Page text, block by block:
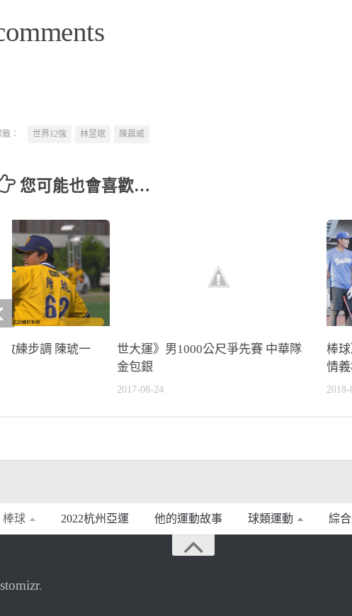
： 世界12強 林昱珉 陳晨威
您可能也會喜歡…
世大運》男1000公尺爭先賽 中華隊
金包銀
2017-08-24
棒
情
2018-
教練步調 陳琥一
棒球 2022杭州亞運 他的運動故事 球類運動 綜
.